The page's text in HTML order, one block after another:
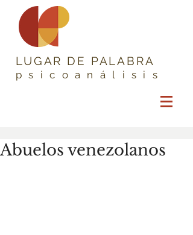
LUGAR DE PALABRA
psicoanálisis
Abuelos venezolanos